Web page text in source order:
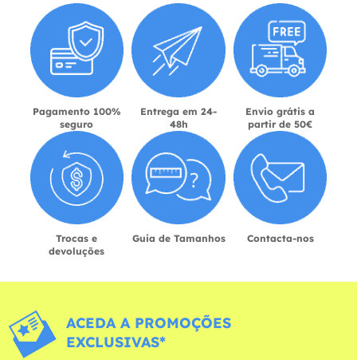
Pagamento 100%
seguro
Entrega em 24-
48h
Envio grátis a
partir de 50€
Trocas e
devoluções
Guia de Tamanhos Contacta-nos
ACEDA A PROMOÇÕES
EXCLUSIVAS*